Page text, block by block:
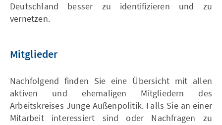
Deutschland besser zu identifizieren und zu
vernetzen.
Mitglieder
Nachfolgend finden Sie eine Übersicht mit allen
aktiven und ehemaligen Mitgliedern des
Arbeitskreises Junge Außenpolitik. Falls Sie an einer
Mitarbeit interessiert sind oder Nachfragen zu